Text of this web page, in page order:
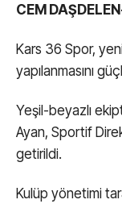
CEM
Kars 36 Spor,
yapılanmasını
Yeşil-beyazlı
Ayan, Sportif
getirildi.
Kulüp yönetimi